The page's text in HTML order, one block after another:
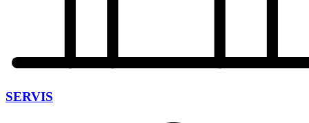
SERVIS